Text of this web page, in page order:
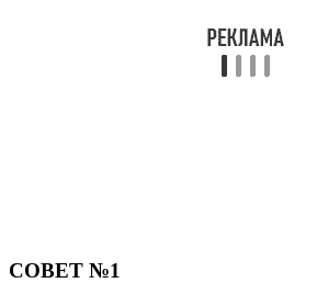
СОВЕТ №1